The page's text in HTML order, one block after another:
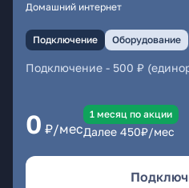
Домашний интернет
Подключение Оборудование
Подключение - 500 ₽
0 ₽/мес
1 месяц по акции
Далее 450₽/мес